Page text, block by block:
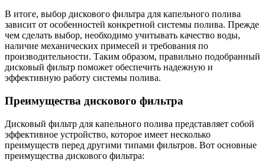
В итоге, выбор дискового фильтра для капельного полива
зависит от особенностей конкретной системы полива. Прежде
чем сделать выбор, необходимо учитывать качество воды,
наличие механических примесей и требования по
производительности. Таким образом, правильно подобранный
дисковый фильтр поможет обеспечить надежную и
эффективную работу системы полива.
Преимущества дискового фильтра
Дисковый фильтр для капельного полива представляет собой
эффективное устройство, которое имеет несколько
преимуществ перед другими типами фильтров. Вот основные
преимущества дискового фильтра: